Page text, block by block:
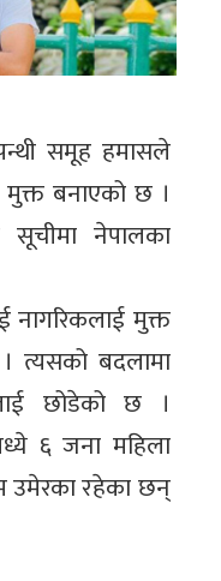
समूह हमासले
बनाएको छ ।
नेपालका
नागरिकलाई मुक्त
त्यसको बदलामा
छोडेको छ ।
६ जना महिला
उमेरका रहेका छन्